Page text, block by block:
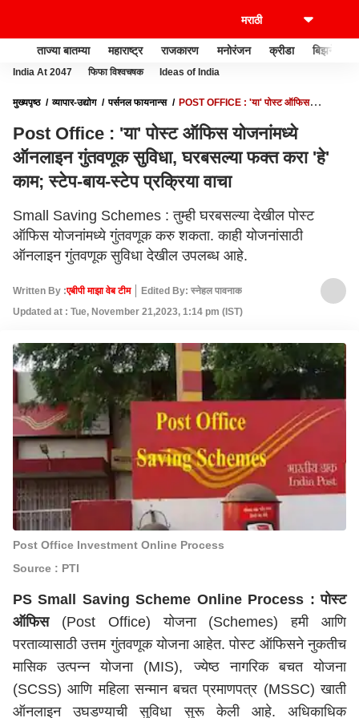
ताज्या बातम्या महाराष्ट्र राजकारण मनोरंजन क्रीडा बिझनेस
India At 2047 फिफा विश्वचषक Ideas of India
मुख्यपृष्ठ व्यापार-उद्योग पर्सनल फायनान्स
POST OFFICE : 'या' पोस्ट ऑफिस
वाचा
Post Office : 'या' पोस्ट ऑफिस योजनांमध्ये
ऑनलाइन गुंतवणूक सुविधा, घरबसल्या फक्त करा 'हे'
काम; स्टेप-बाय-स्टेप प्रक्रिया वाचा
Small Saving Schemes : तुम्ही घरबसल्या देखील पोस्ट
ऑफिस योजनांमध्ये गुंतवणूक करु शकता. काही योजनांसाठी
ऑनलाइन गुंतवणूक सुविधा देखील उपलब्ध आहे.
Written By :एबीपी माझा वेब टीम
Edited By: स्नेहल पावनाक
Updated at : Tue, November 21,2023, 1:14 pm (IST)
Post Office Investment Online Process
Source : PTI
PS Small Saving Scheme Online Process : पोस्ट
ऑफिस(Post Office) योजना (Schemes) हमी आणि
परताव्यासाठी उत्तम गुंतवणूक योजना आहेत. पोस्ट ऑफिसने नुकतीच
मासिक उत्पन्न योजना (MIS), ज्येष्ठ नागरिक बचत योजना
(SCSS) आणि महिला सन्मान बचत प्रमाणपत्र (MSSC) खाती
ऑनलाइन उघडण्याची सुविधा सुरू केली आहे. अधिकाधिक